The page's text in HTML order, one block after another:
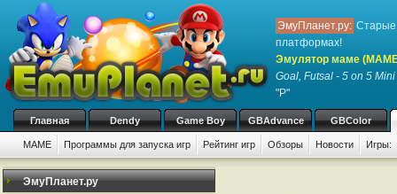
ЭмуПланет.ру: Старые
платформах!
Эмулятор маме
Goal, Futsal - 5 on 5
"P"
Главная Dendy Game Boy GBAdvance GBColor
MAME Программы для запуска игр Рейтинг игр Обзоры Новости Игры:
ЭмуПланет.ру